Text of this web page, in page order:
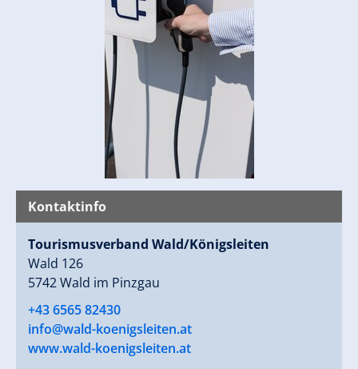
Kontaktinfo
Tourismusverband Wald/Königsleiten
Wald 126
5742 Wald im Pinzgau
+43 6565 82430
info@wald-koenigsleiten.at
www.wald-koenigsleiten.at